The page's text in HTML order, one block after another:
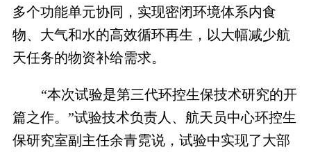
多个功能单元协同，实现密闭环境体系内食
物、大气和水的高效循环再生，以大幅减少航
天任务的物资补给需求。
“本次试验是第三代环控生保技术研究的开
篇之作。”试验技术负责人、航天员中心环控生
保研究室副主任余青霓说，试验中实现了大部